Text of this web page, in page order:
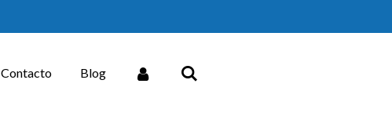
Contacto Blog